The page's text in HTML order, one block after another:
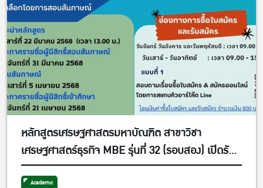
หลักสูตรเศรษฐศาสตรมหาบัณฑิต สาขาวิชา
เศรษฐศาสตร์ธุรกิจ MBE รุ่นที่ 32 (รอบสอง) เปิดรับ
สมัครนิสิตปริญญาโท ปีการศึกษา 2568 ภาคต้น
Academic